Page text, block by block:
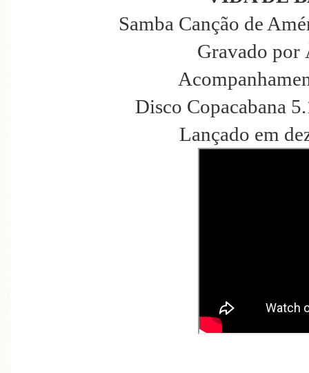
Samba Canção de
Gravado por
Disco Copacabana
Lançado em